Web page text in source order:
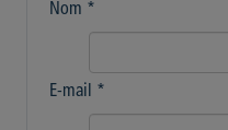
Nom *
E-mail *